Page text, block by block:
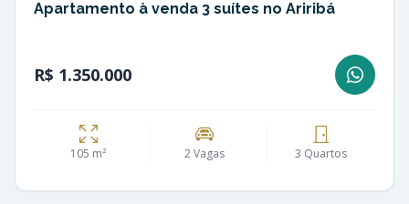
Apartamento à venda 3 suítes no Ariribá
R$ 1.350.000
105 m² 2 Vagas 3 Quartos